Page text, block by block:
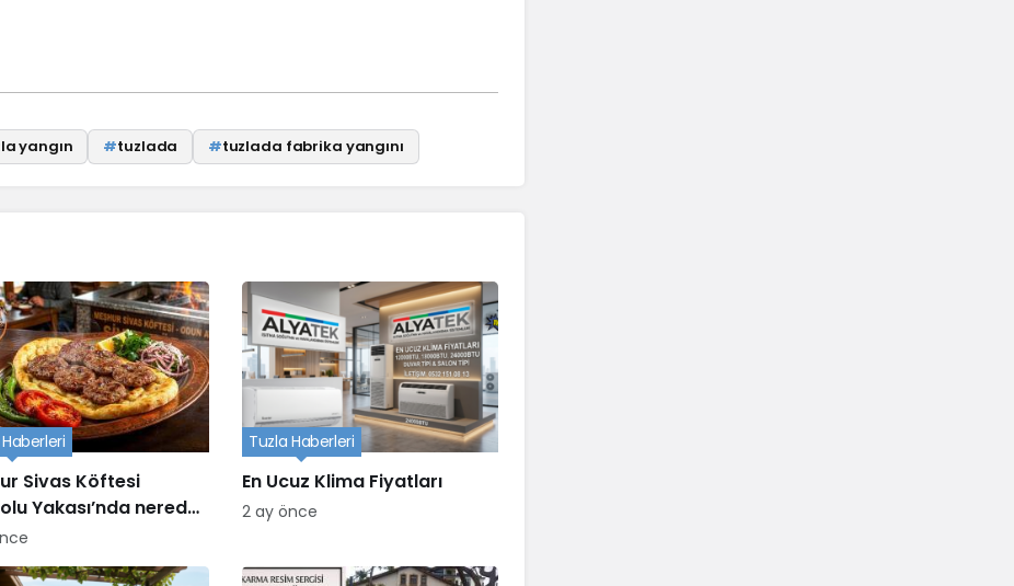
yangın #tuzlada #tuzlada fabrika yangını
Sivas Köftesi
Yakası’nda nerede
En Ucuz Klima Fiyatları
Tuzla Haberleri
2 ay önce